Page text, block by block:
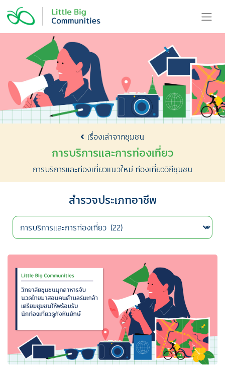
content
เรื่องเล่าจากชุมชน
การบริการและการท่องเที่ยว
การบริการและท่องเที่ยวแนวใหม่ ท่องเที่ยววิถีชุมชน
สำรวจประเภทอาชีพ